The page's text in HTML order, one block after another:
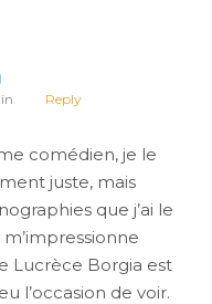
Reply
comédien, je le
juste, mais
que j’ai le
Lucrèce Borgia est
l’occasion de voir.